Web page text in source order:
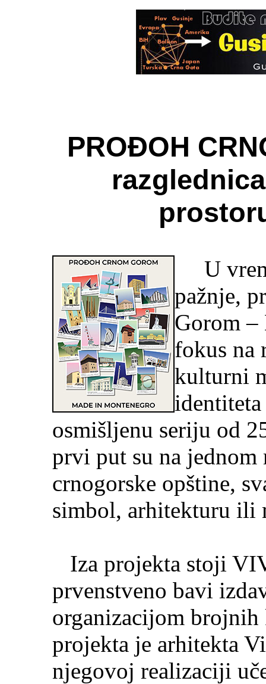
PROĐOH
U
pažnje,
Gorom –
fokus na
kulturni
osmišljenu seriju od
prvi put su na jednom
crnogorske opštine,
simbol, arhitekturu ili
Iza projekta stoji
prvenstveno bavi
organizacijom
projekta je arhitekta
njegovoj realizaciji